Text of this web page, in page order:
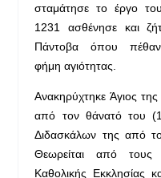
σταμάτησε το έργο
1231 ασθένησε και
Πάντοβα όπου
φήμη αγιότητας.
Ανακηρύχτηκε Άγιος
από τον θάνατό του
Διδασκάλων της από
Θεωρείται από τους
Καθολικής Εκκλησίας